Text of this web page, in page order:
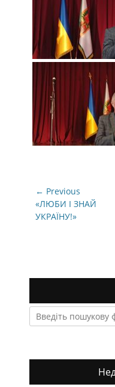
Навігація
записів
← Previous
Previous
post:
«ЛЮБИ І ЗНАЙ
УКРАЇНУ!»
Search
for: